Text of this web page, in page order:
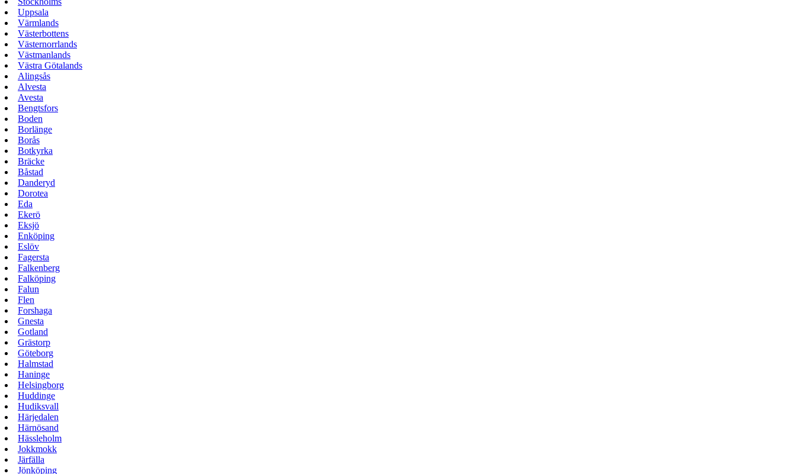
Uppsala
Värmlands
Västerbottens
Västernorrlands
Västmanlands
Västra Götalands
Alingsås
Alvesta
Avesta
Bengtsfors
Boden
Borlänge
Borås
Botkyrka
Bräcke
Båstad
Danderyd
Dorotea
Eda
Ekerö
Eksjö
Enköping
Eslöv
Fagersta
Falkenberg
Falköping
Falun
Flen
Forshaga
Gnesta
Gotland
Grästorp
Göteborg
Halmstad
Haninge
Helsingborg
Huddinge
Hudiksvall
Härjedalen
Härnösand
Hässleholm
Jokkmokk
Järfälla
Jönköping